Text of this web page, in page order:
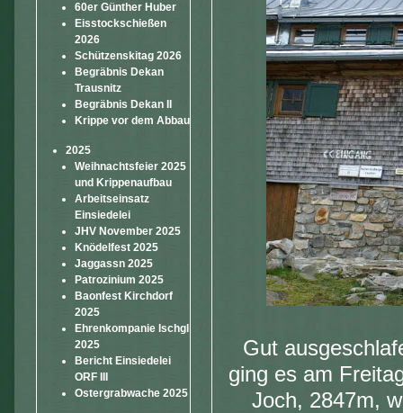
60er Günther Huber
Eisstockschießen
2026
Schützenskitag 2026
Begräbnis Dekan
Trausnitz
Begräbnis Dekan II
Krippe vor dem Abbau
2025
Weihnachtsfeier 2025
und Krippenaufbau
Arbeitseinsatz
Einsiedelei
JHV November 2025
Knödelfest 2025
Jaggassn 2025
Patrozinium 2025
Baonfest Kirchdorf
2025
Ehrenkompanie Ischgl
2025
Bericht Einsiedelei
ORF III
Ostergrabwache 2025
Gut
ging es am
Joch, 2847m,